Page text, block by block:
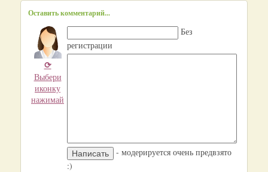
Оставить комментарий...
⟳
Выбери
иконку
нажимай
Без
регистрации
- модерируется очень предвзято
:)